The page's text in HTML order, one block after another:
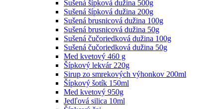
Sušená šípková dužina 500g
Sušená šípková dužina 200g
Sušená brusnicová dužina 100g
Sušená brusnicová dužina 50g
Sušená čučoriedková dužina 100g
Sušená čučoriedková dužina 50g
Med kvetový 460 g
Šípkový lekvár 220g
Sirup zo smrekových výhonkov 200ml
Šípkový šotík 150ml
Med kvetový 950g
Jedľová silica 10ml